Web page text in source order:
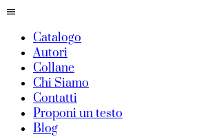
Catalogo
Autori
Collane
Chi Siamo
Contatti
Proponi un testo
Blog